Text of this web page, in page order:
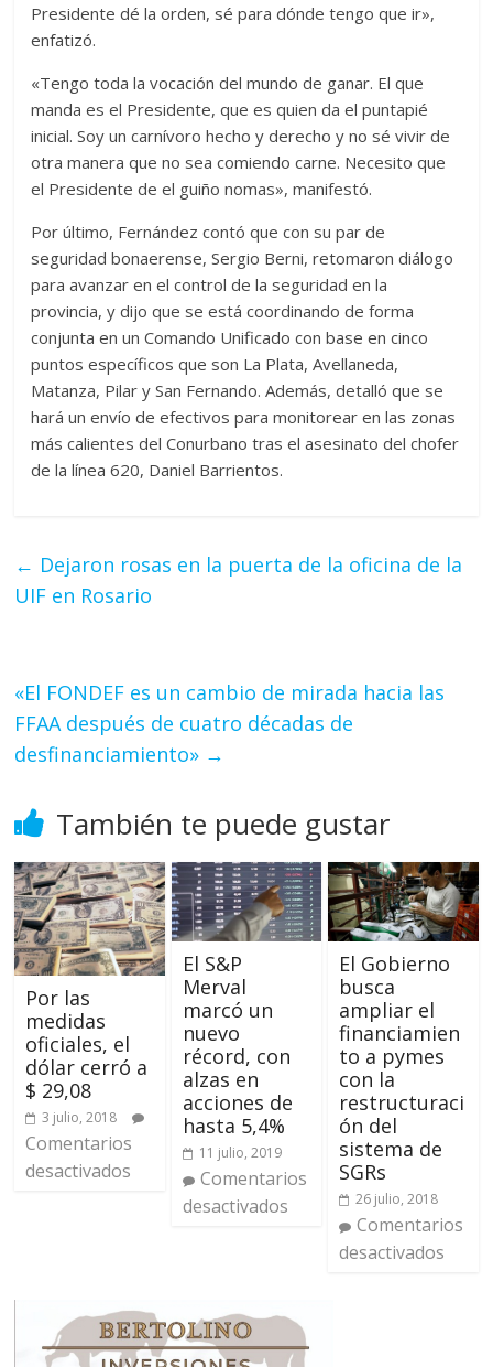
Presidente dé la orden, sé para dónde tengo que ir»,
enfatizó.
«Tengo toda la vocación del mundo de ganar. El que
manda es el Presidente, que es quien da el puntapié
inicial. Soy un carnívoro hecho y derecho y no sé vivir de
otra manera que no sea comiendo carne. Necesito que
el Presidente de el guiño nomas», manifestó.
Por último, Fernández contó que con su par de
seguridad bonaerense, Sergio Berni, retomaron diálogo
para avanzar en el control de la seguridad en la
provincia, y dijo que se está coordinando de forma
conjunta en un Comando Unificado con base en cinco
puntos específicos que son La Plata, Avellaneda,
Matanza, Pilar y San Fernando. Además, detalló que se
hará un envío de efectivos para monitorear en las zonas
más calientes del Conurbano tras el asesinato del chofer
de la línea 620, Daniel Barrientos.
← Dejaron rosas en la puerta de la oficina de la
UIF en Rosario
«El FONDEF es un cambio de mirada hacia las
FFAA después de cuatro décadas de
desfinanciamiento» →
También te puede gustar
Por las
medidas
oficiales, el
dólar cerró a
$ 29,08
3 julio, 2018
Comentarios
desactivados
El S&P
Merval
marcó un
nuevo
récord, con
alzas en
acciones de
hasta 5,4%
11 julio, 2019
Comentarios
desactivados
El Gobierno
busca
ampliar el
financiamien
to a pymes
con la
restructuraci
ón del
sistema de
SGRs
26 julio, 2018
Comentarios
desactivados